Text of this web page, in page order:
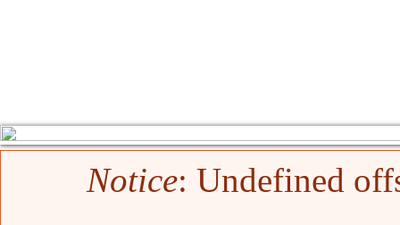
Error message
Notice: Undefined